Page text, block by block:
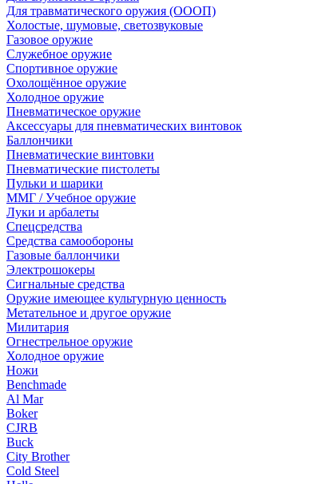
Для травматического оружия (ОООП)
Холостые, шумовые, светозвуковые
Газовое оружие
Служебное оружие
Спортивное оружие
Охолощённое оружие
Холодное оружие
Пневматическое оружие
Аксессуары для пневматических винтовок
Баллончики
Пневматические винтовки
Пневматические пистолеты
Пульки и шарики
ММГ / Учебное оружие
Луки и арбалеты
Спецсредства
Средства самообороны
Газовые баллончики
Электрошокеры
Сигнальные средства
Оружие имеющее культурную ценность
Метательное и другое оружие
Милитария
Огнестрельное оружие
Холодное оружие
Ножи
Benchmade
Al Mar
Boker
CJRB
Buck
City Brother
Cold Steel